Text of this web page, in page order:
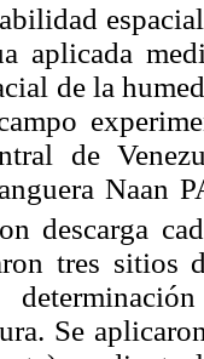
aplicada
de la
de
Naan
descarga
tres sitios
Se